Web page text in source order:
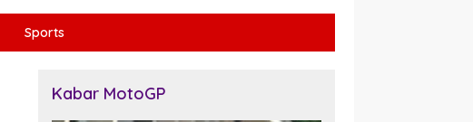
Sports
Kabar MotoGP